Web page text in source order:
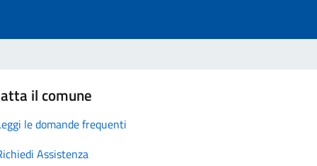
il comune
le domande frequenti
Assistenza